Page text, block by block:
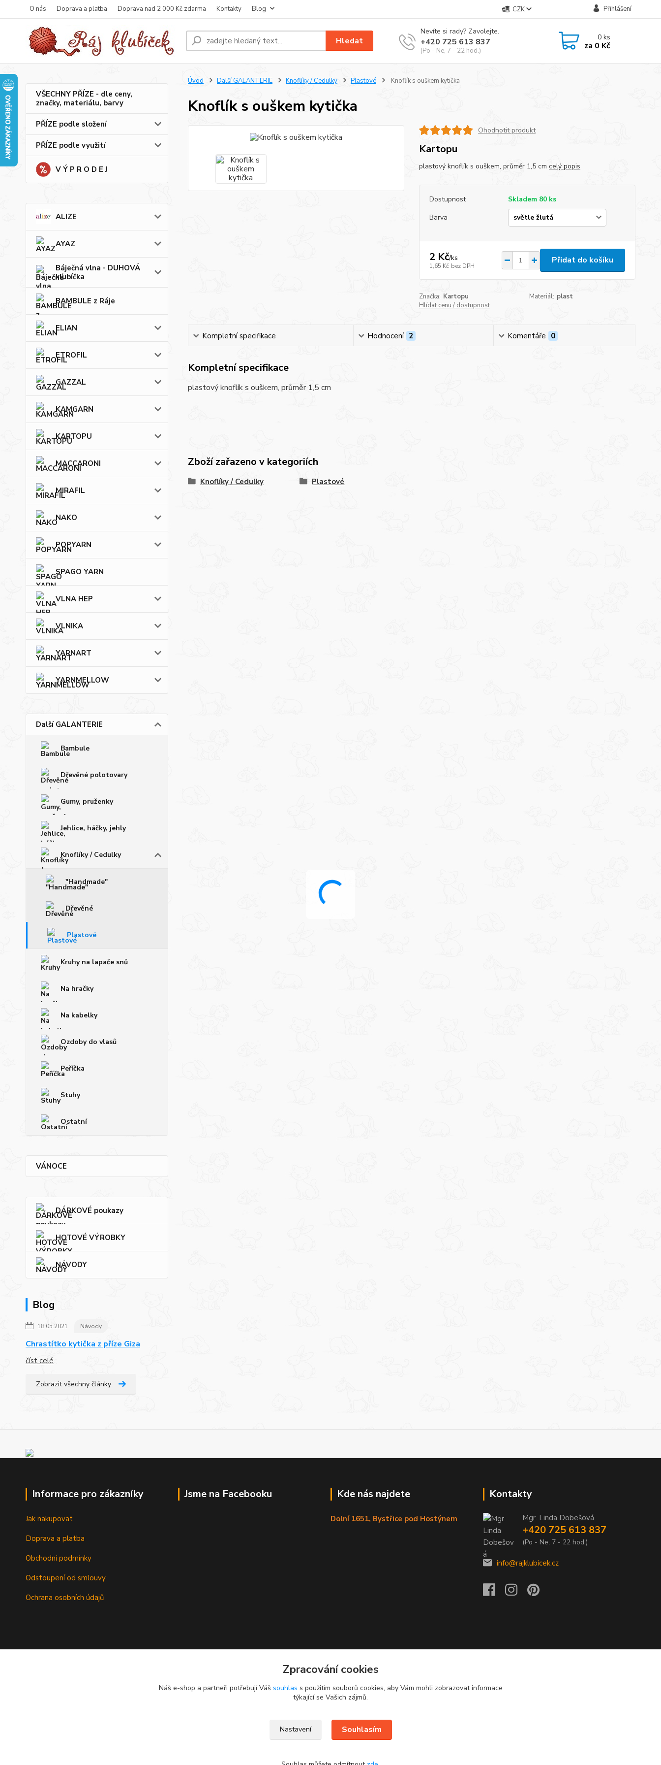
O nás Doprava a platba Doprava nad 2 000 Kč zdarma Kontakty Blog CZK Přihlášení
Hledat
Nevíte si rady? Zavolejte.
+420 725 613 837
(Po - Ne, 7 - 22 hod.)
0ks
za 0 Kč
VŠECHNY PŘÍZE - dle ceny,
značky, materiálu, barvy
PŘÍZE podle složení
PŘÍZE podle využití
V Ý P R O D E J
ALIZE
AYAZ
Báječná vlna - DUHOVÁ
klubíčka
BAMBULE z Ráje
ELIAN
ETROFIL
GAZZAL
KAMGARN
KARTOPU
MACCARONI
MIRAFIL
NAKO
POPYARN
SPAGO YARN
VLNA HEP
VLNIKA
YARNART
YARNMELLOW
Další GALANTERIE
Bambule
Dřevěné polotovary
Gumy, pruženky
Jehlice, háčky, jehly
Knoflíky / Cedulky
"Handmade"
Dřevěné
Plastové
Kruhy na lapače snů
Na hračky
Na kabelky
Ozdoby do vlasů
Peříčka
Stuhy
Ostatní
VÁNOCE
DÁRKOVÉ poukazy
HOTOVÉ VÝROBKY
NÁVODY
Blog
18.05.2021 Návody
Chrastítko kytička z příze Giza
číst celé
Zobrazit všechny články
Úvod Další GALANTERIE Knoflíky / Cedulky Plastové Knoflík s ouškem kytička
Knoflík s ouškem kytička
Ohodnotit produkt
Kartopu
plastový knoflík s ouškem, průměr 1,5 cm celý popis
Dostupnost
Skladem 80 ks
Barva
2 Kč/ks
1,65 Kč bez DPH
Přidat do košíku
Značka: Kartopu Materiál: plast
Hlídat cenu / dostupnost
Kompletní specifikace Hodnocení 2 Komentáře 0
Kompletní specifikace
plastový knoflík s ouškem, průměr 1,5 cm
Zboží zařazeno v kategoriích
Knoflíky / Cedulky Plastové
Informace pro zákazníky
Jak nakupovat
Doprava a platba
Obchodní podmínky
Odstoupení od smlouvy
Ochrana osobních údajů
Jsme na Facebooku Kde nás najdete
Dolní 1651, Bystřice pod Hostýnem
Kontakty
Mgr. Linda Dobešová
+420 725 613 837
(Po - Ne, 7 - 22 hod.)
info@rajklubicek.cz
Zpracování cookies
Náš e-shop a partneři potřebují Váš souhlas s použitím souborů cookies, aby Vám mohli zobrazovat informace
týkající se Vašich zájmů.
Nastavení Souhlasím